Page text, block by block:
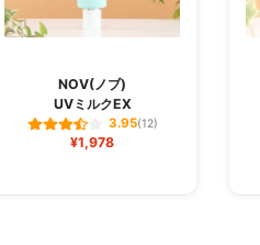
NOV(ノブ)
UVミルクEX
3.95(12)
¥1,978